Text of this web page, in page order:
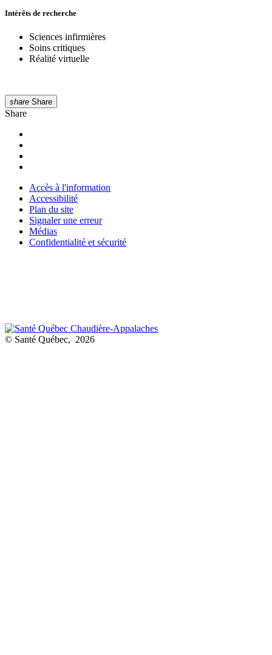
Intérêts de recherche
Sciences infirmières
Soins critiques
Réalité virtuelle
share Share
Share
Accès à l'information
Accessibilité
Plan du site
Signaler une erreur
Médias
Confidentialité et sécurité
© Santé Québec, 2026